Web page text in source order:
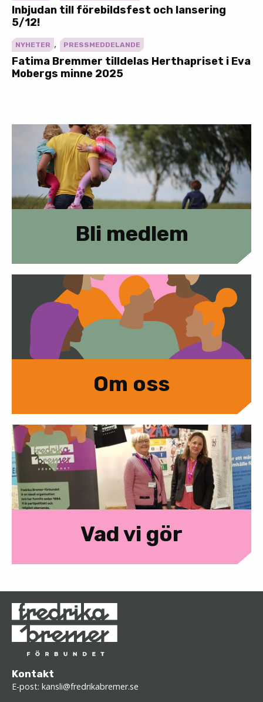
Inbjudan till förebildsfest och lansering
5/12!
NYHETER , PRESSMEDDELANDE
Fatima Bremmer tilldelas Herthapriset i Eva
Mobergs minne 2025
Bli medlem
Om oss
Vad vi gör
Kontakt
E-post: kansli@fredrikabremer.se